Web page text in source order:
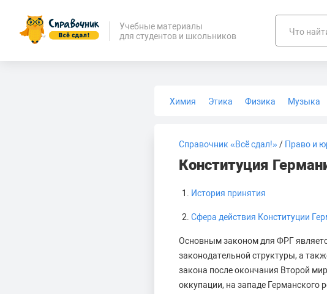
Учебные материалы
для студентов и школьников
Что
Химия Этика Физика Музыка
Справочник «Всё сдал!»/ Право и
Конституция
История принятия
Сфера действия Конституции
Основным законом для ФРГ
законодательной структуры, а
закона после окончания Второй
оккупации, на западе Германского